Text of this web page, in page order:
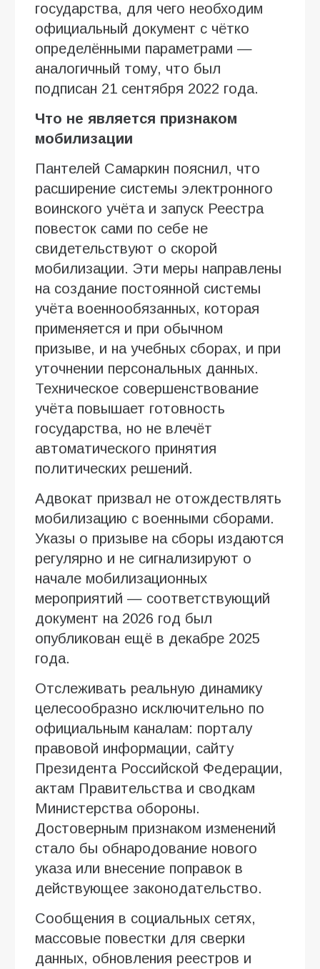
государства, для чего необходим
официальный документ с чётко
определёнными параметрами —
аналогичный тому, что был
подписан 21 сентября 2022 года.
Что не является признаком
мобилизации
Пантелей Самаркин пояснил, что
расширение системы электронного
воинского учёта и запуск Реестра
повесток сами по себе не
свидетельствуют о скорой
мобилизации. Эти меры направлены
на создание постоянной системы
учёта военнообязанных, которая
применяется и при обычном
призыве, и на учебных сборах, и при
уточнении персональных данных.
Техническое совершенствование
учёта повышает готовность
государства, но не влечёт
автоматического принятия
политических решений.
Адвокат призвал не отождествлять
мобилизацию с военными сборами.
Указы о призыве на сборы издаются
регулярно и не сигнализируют о
начале мобилизационных
мероприятий — соответствующий
документ на 2026 год был
опубликован ещё в декабре 2025
года.
Отслеживать реальную динамику
целесообразно исключительно по
официальным каналам: порталу
правовой информации, сайту
Президента Российской Федерации,
актам Правительства и сводкам
Министерства обороны.
Достоверным признаком изменений
стало бы обнародование нового
указа или внесение поправок в
действующее законодательство.
Сообщения в социальных сетях,
массовые повестки для сверки
данных, обновления реестров и